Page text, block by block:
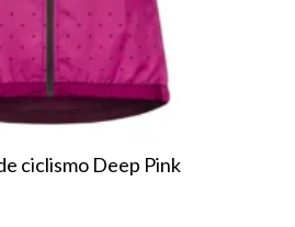
ciclismo Deep Pink